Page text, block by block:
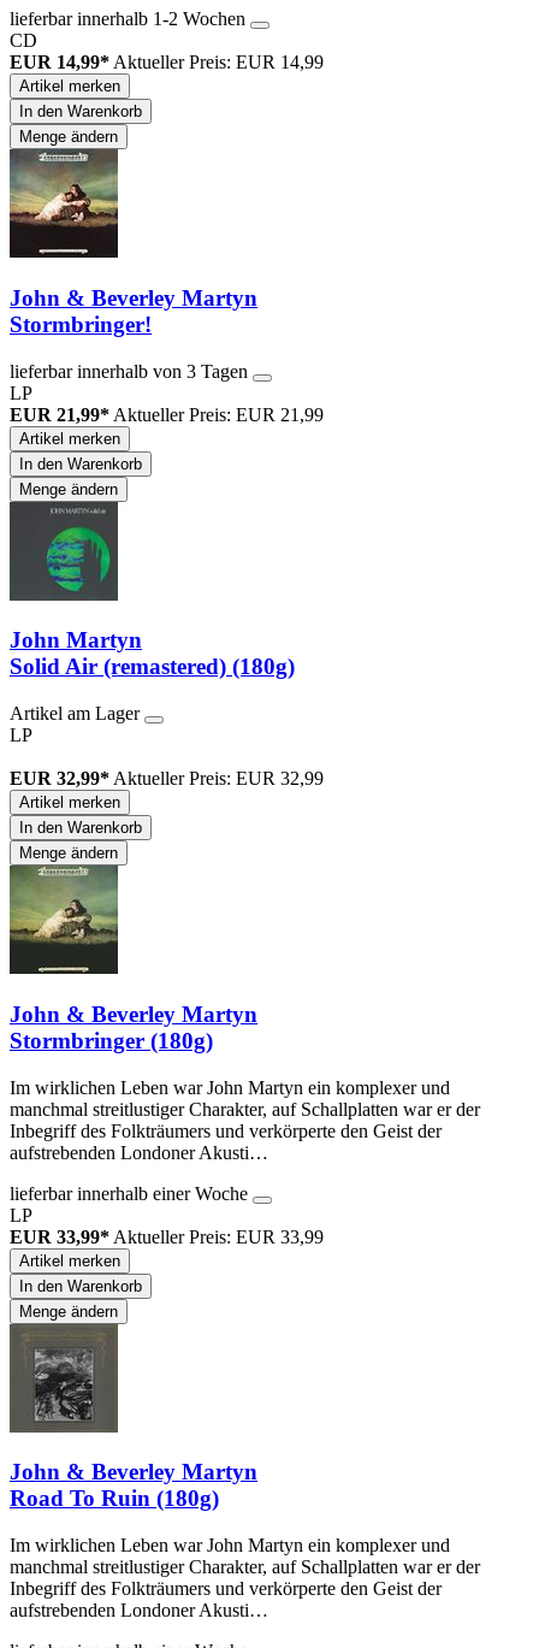
lieferbar innerhalb 1-2 Wochen
CD
EUR 14,99* Aktueller Preis: EUR 14,99
Artikel merken
In den Warenkorb
Menge ändern
John & Beverley Martyn
Stormbringer!
lieferbar innerhalb von 3 Tagen
LP
EUR 21,99* Aktueller Preis: EUR 21,99
Artikel merken
In den Warenkorb
Menge ändern
John Martyn
Solid Air (remastered) (180g)
Artikel am Lager
LP
EUR 32,99* Aktueller Preis: EUR 32,99
Artikel merken
In den Warenkorb
Menge ändern
John & Beverley Martyn
Stormbringer (180g)
Im wirklichen Leben war John Martyn ein komplexer und
manchmal streitlustiger Charakter, auf Schallplatten war er der
Inbegriff des Folkträumers und verkörperte den Geist der
aufstrebenden Londoner Akusti…
lieferbar innerhalb einer Woche
LP
EUR 33,99* Aktueller Preis: EUR 33,99
Artikel merken
In den Warenkorb
Menge ändern
John & Beverley Martyn
Road To Ruin (180g)
Im wirklichen Leben war John Martyn ein komplexer und
manchmal streitlustiger Charakter, auf Schallplatten war er der
Inbegriff des Folkträumers und verkörperte den Geist der
aufstrebenden Londoner Akusti…